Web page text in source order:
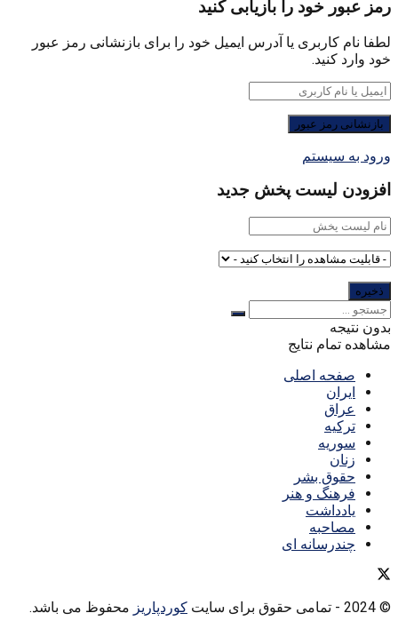
رمز عبور خود را بازیابی کنید
لطفا نام کاربری یا آدرس ایمیل خود را برای بازنشانی رمز عبور
خود وارد کنید.
ورود به سیستم
افزودن لیست پخش جدید
بدون نتیجه
مشاهده تمام نتایج
صفحه اصلی
ایران
عراق
ترکیه
سوریه
زنان
حقوق بشر
فرهنگ و هنر
یادداشت
مصاحبه
چندرسانه ای
© 2024 - تمامی حقوق برای سایت کوردپاریز محفوظ می باشد.